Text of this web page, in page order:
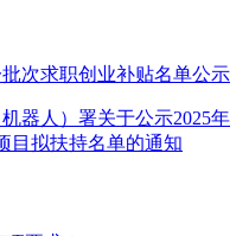
次求职创业补贴名单公示
器人）署关于公示2025年
目拟扶持名单的通知